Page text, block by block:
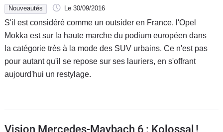
2016
Nouveautés Le 30/09/2016
S'il est considéré comme un outsider en France, l'Opel
Mokka est sur la haute marche du podium européen dans
la catégorie très à la mode des SUV urbains. Ce n'est pas
pour autant qu'il se repose sur ses lauriers, en s'offrant
aujourd'hui un restylage.
Vision Mercedes-Maybach 6 : Kolossal !